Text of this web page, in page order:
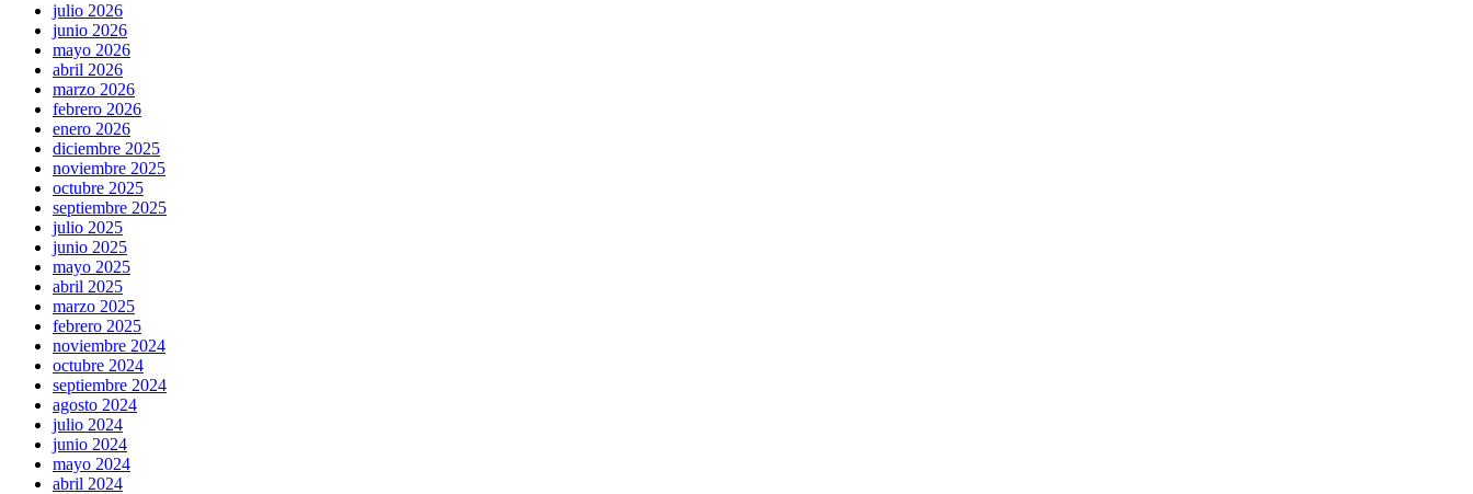
julio 2026
junio 2026
mayo 2026
abril 2026
marzo 2026
febrero 2026
enero 2026
diciembre 2025
noviembre 2025
octubre 2025
septiembre 2025
julio 2025
junio 2025
mayo 2025
abril 2025
marzo 2025
febrero 2025
noviembre 2024
octubre 2024
septiembre 2024
agosto 2024
julio 2024
junio 2024
mayo 2024
abril 2024